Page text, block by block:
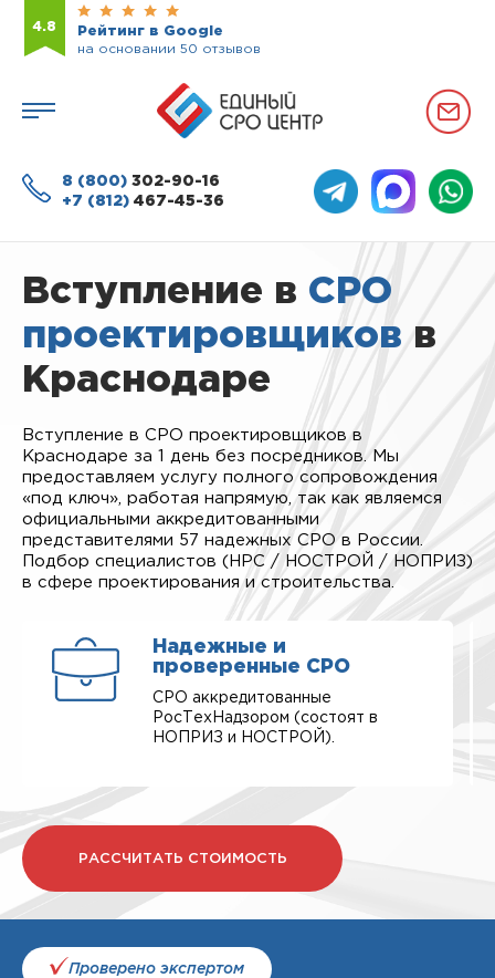
4.8
Рейтинг в Google
на основании 50 отзывов
8 (800) 302-90-16
+7 (812) 467-45-36
Вступление в СРО
проектировщиков в
Краснодаре
Вступление в СРО проектировщиков в
Краснодаре за 1 день без посредников. Мы
предоставляем услугу полного сопровождения
«под ключ», работая напрямую, так как являемся
официальными аккредитованными
представителями 57 надежных СРО в России.
Подбор специалистов (НРС / НОСТРОЙ / НОПРИЗ)
в сфере проектирования и строительства.
Надежные и
проверенные СРО
СРО аккредитованные
РосТехНадзором (состоят в
НОПРИЗ и НОСТРОЙ).
РАССЧИТАТЬ СТОИМОСТЬ
Проверено экспертом